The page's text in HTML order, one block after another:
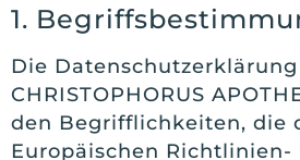
1.
Die
CHRISTOPHORUS
den Begrifflichkeiten, die
Europäischen Richtlinien-